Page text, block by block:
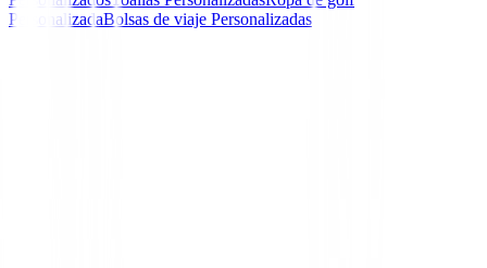
PersonalizadaBolsas de viaje Personalizadas